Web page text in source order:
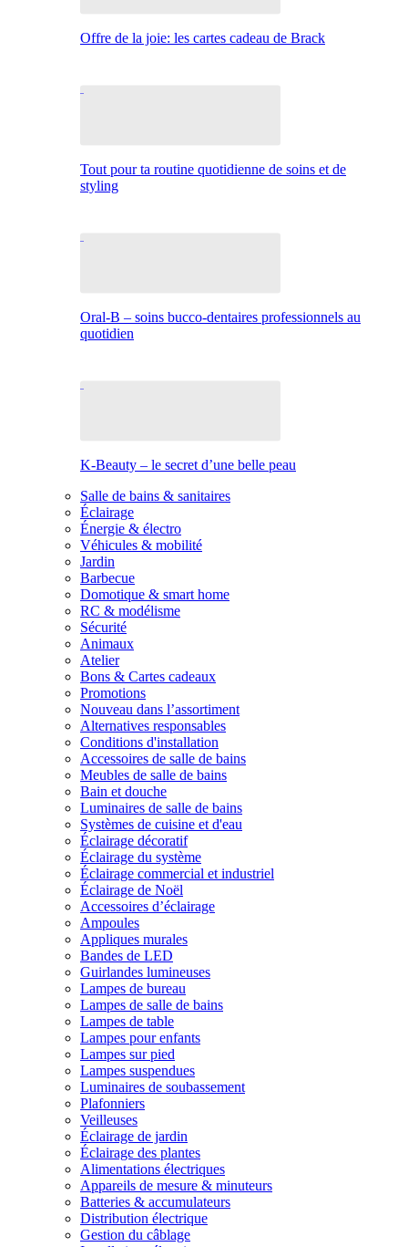
Offre de la joie: les cartes cadeau de Brack
Tout pour ta routine quotidienne de soins et de
styling
Oral-B – soins bucco-dentaires professionnels au
quotidien
K-Beauty – le secret d’une belle peau
Salle de bains & sanitaires
Éclairage
Énergie & électro
Véhicules & mobilité
Jardin
Barbecue
Domotique & smart home
RC & modélisme
Sécurité
Animaux
Atelier
Bons & Cartes cadeaux
Promotions
Nouveau dans l’assortiment
Alternatives responsables
Conditions d'installation
Accessoires de salle de bains
Meubles de salle de bains
Bain et douche
Luminaires de salle de bains
Systèmes de cuisine et d'eau
Éclairage décoratif
Éclairage du système
Éclairage commercial et industriel
Éclairage de Noël
Accessoires d’éclairage
Ampoules
Appliques murales
Bandes de LED
Guirlandes lumineuses
Lampes de bureau
Lampes de salle de bains
Lampes de table
Lampes pour enfants
Lampes sur pied
Lampes suspendues
Luminaires de soubassement
Plafonniers
Veilleuses
Éclairage de jardin
Éclairage des plantes
Alimentations électriques
Appareils de mesure & minuteurs
Batteries & accumulateurs
Distribution électrique
Gestion du câblage